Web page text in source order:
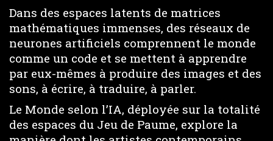
Dans des espaces latents de matrices
mathématiques immenses, des réseaux de
neurones artificiels comprennent le monde
comme un code et se mettent à apprendre
par eux-mêmes à produire des images et des
sons, à écrire, à traduire, à parler.
Le Monde selon l’IA, déployée sur la totalité
des espaces du Jeu de Paume, explore la